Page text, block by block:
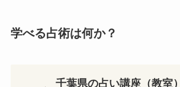
学べる占術は何か？
千葉県の占い講座（教室